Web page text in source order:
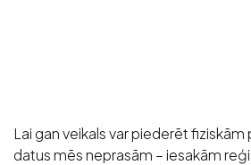
Lai gan veikals var piederēt
datus mēs neprasām – iesakām